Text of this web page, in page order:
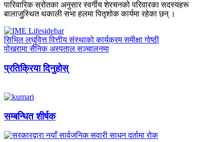
पारिवारिक स्रोतका अनुसार स्वर्गीय शेरचनको परिवारका सदस्यहरू
बालाजुुस्थित थकाली सभा हलमा पितृशोक कार्यमा रहेका छन् ।
सिभिल लघुवित्त वित्तीय संस्थाको कार्यक्रम समीक्षा गोष्ठी
पोखरामा सैनिक अस्पताल सञ्चालनमा
प्रतिक्रिया दिनुहोस्
सम्बन्धित शीर्षक